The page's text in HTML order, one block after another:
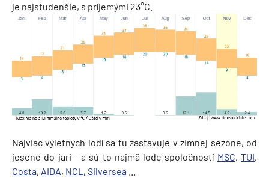
je najstudenšie, s príjemými 23°C.
Najviac výletných lodí sa tu zastavuje v zimnej sezóne, od
jesene do jari - a sú to najmä lode spoločností MSC,TUI,
Costa, AIDA, NCL , Silversea